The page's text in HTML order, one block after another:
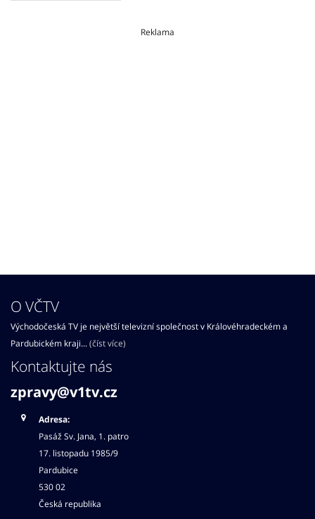
Reklama
O VČTV
Východočeská TV je největší televizní společnost v Královéhradeckém a
Pardubickém kraji...(číst více)
Kontaktujte nás
zpravy@v1tv.cz
Adresa:
Pasáž Sv. Jana, 1. patro
17. listopadu 1985/9
Pardubice
530 02
Česká republika